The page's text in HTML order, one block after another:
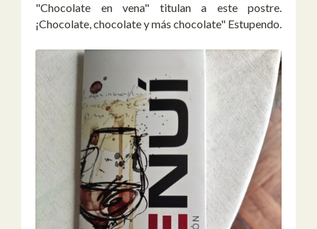
"Chocolate en vena" titulan a este postre.
¡Chocolate, chocolate y más chocolate" Estupendo.